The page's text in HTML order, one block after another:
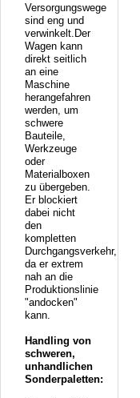
Versorgungswege
sind eng und
verwinkelt.Der
Wagen kann
direkt seitlich
an eine
Maschine
herangefahren
werden, um
schwere
Bauteile,
Werkzeuge
oder
Materialboxen
zu übergeben.
Er blockiert
dabei nicht
den
kompletten
Durchgangsverkehr,
da er extrem
nah an die
Produktionslinie
"andocken"
kann.
Handling von
schweren,
unhandlichen
Sonderpaletten: